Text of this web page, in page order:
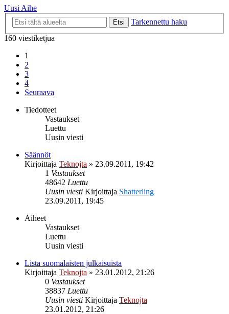
Uusi Aihe
Etsi
Tarkennettu haku
160 viestiketjua
1
2
3
4
Seuraava
Tiedotteet
Vastaukset
Luettu
Uusin viesti
Säännöt
Kirjoittaja Teknojta » 23.09.2011, 19:42
1 Vastaukset
48642 Luettu
Uusin viesti Kirjoittaja Shatterling
23.09.2011, 19:45
Aiheet
Vastaukset
Luettu
Uusin viesti
Lista suomalaisten julkaisuista
Kirjoittaja Teknojta » 23.01.2012, 21:26
0 Vastaukset
38837 Luettu
Uusin viesti Kirjoittaja Teknojta
23.01.2012, 21:26